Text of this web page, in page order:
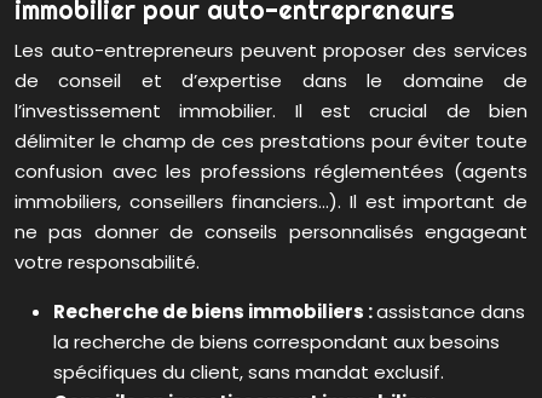
immobilier pour auto-entrepreneurs
Les auto-entrepreneurs peuvent proposer des services
de conseil et d’expertise dans le domaine de
l’investissement immobilier. Il est crucial de bien
délimiter le champ de ces prestations pour éviter toute
confusion avec les professions réglementées (agents
immobiliers, conseillers financiers…). Il est important de
ne pas donner de conseils personnalisés engageant
votre responsabilité.
Recherche de biens immobiliers :assistance dans
la recherche de biens correspondant aux besoins
spécifiques du client, sans mandat exclusif.